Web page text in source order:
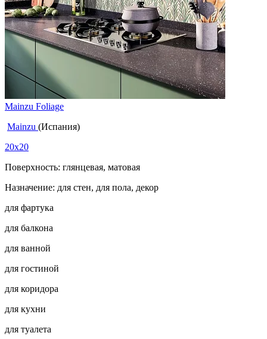
Mainzu Foliage
Mainzu (Испания)
20x20
Поверхность: глянцевая, матовая
Назначение: для стен, для пола, декор
для фартука
для балкона
для ванной
для гостиной
для коридора
для кухни
для туалета